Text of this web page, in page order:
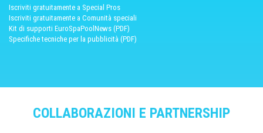
Iscriviti gratuitamente a Special Pros
Iscriviti gratuitamente a Comunità speciali
Kit di supporti EuroSpaPoolNews (PDF)
Specifiche tecniche per la pubblicità (PDF)
COLLABORAZIONI E PARTNERSHIP